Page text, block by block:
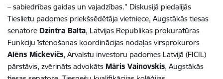
– sabiedrības gaidas un vajadzības.” Diskusijā piedalījās
Tieslietu padomes priekšsēdētāja vietniece, Augstākās tiesas
senatore Dzintra Balta, Latvijas Republikas prokuratūras
Funkciju īstenošanas koordinācijas nodaļas virsprokurors
Alēns Mickevičs, Ārvalstu investoru padomes Latvijā (FICIL)
pārstāvis, zvērināts advokāts Māris Vainovskis, Augstākās